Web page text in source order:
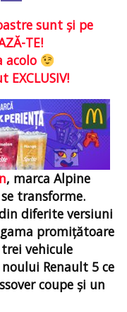
sunt şi pe
TE!
acolo
, marca Alpine
transforme.
diferite versiuni
promițătoare
vehicule
Renault 5 ce
coupe și un